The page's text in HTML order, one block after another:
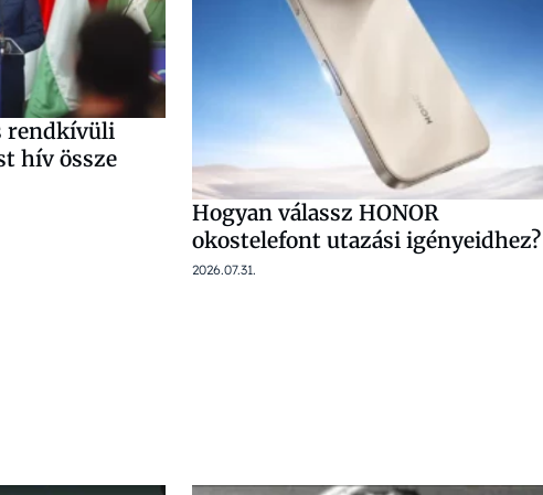
rendkívüli
hív össze
Hogyan válassz HONOR
okostelefont utazási igényeidhez?
2026.07.31.